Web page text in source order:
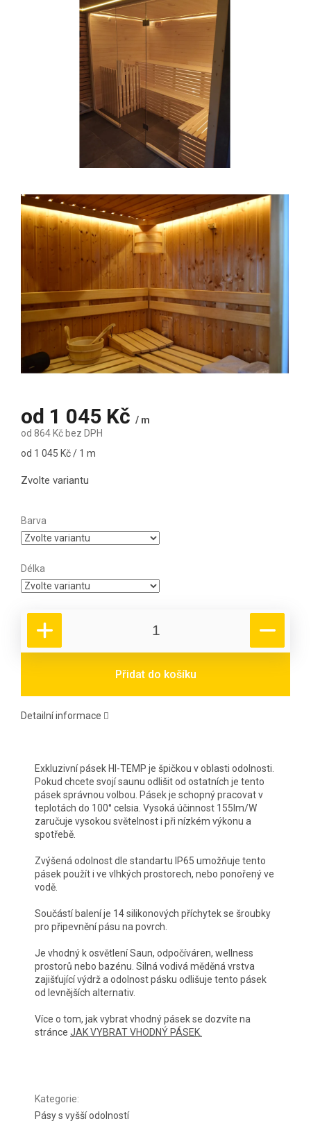
od 1 045 Kč / m
od 864 Kčbez DPH
Měrná cena:
od 1 045 Kč / 1 m
Zvolte variantu
Barva
Délka
Přidat do košíku
Detailní informace
Exkluzivní pásek HI-TEMP je špičkou v oblasti odolnosti.
Pokud chcete svojí saunu odlišit od ostatních je tento
pásek správnou volbou. Pásek je schopný pracovat v
teplotách do 100° celsia. Vysoká účinnost 155lm/W
zaručuje vysokou světelnost i při nízkém výkonu a
spotřebě.
Zvýšená odolnost dle standartu IP65 umožňuje tento
pásek použít i ve vlhkých prostorech, nebo ponořený ve
vodě.
Součástí balení je 14 silikonových příchytek se šroubky
pro připevnění pásu na povrch.
Je vhodný k osvětlení Saun, odpočíváren, wellness
prostorů nebo bazénu. Silná vodivá měděná vrstva
zajišťující výdrž a odolnost pásku odlišuje tento pásek
od levnějších alternativ.
Více o tom, jak vybrat vhodný pásek se dozvíte na
stránce JAK VYBRAT VHODNÝ PÁSEK.
Kategorie:
Pásy s vyšší odolností